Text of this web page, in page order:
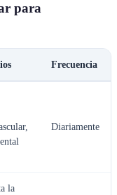
para
Frecuencia
Diariamente
la